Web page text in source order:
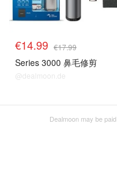
€14.99 €17.99
Series 3000 鼻毛修剪
@dealmoon.de
Dealmoon may be